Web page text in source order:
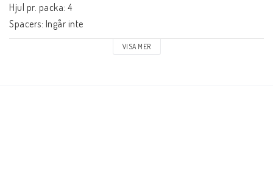
Hjul pr. packa: 4
Spacers: Ingår inte
VISA MER